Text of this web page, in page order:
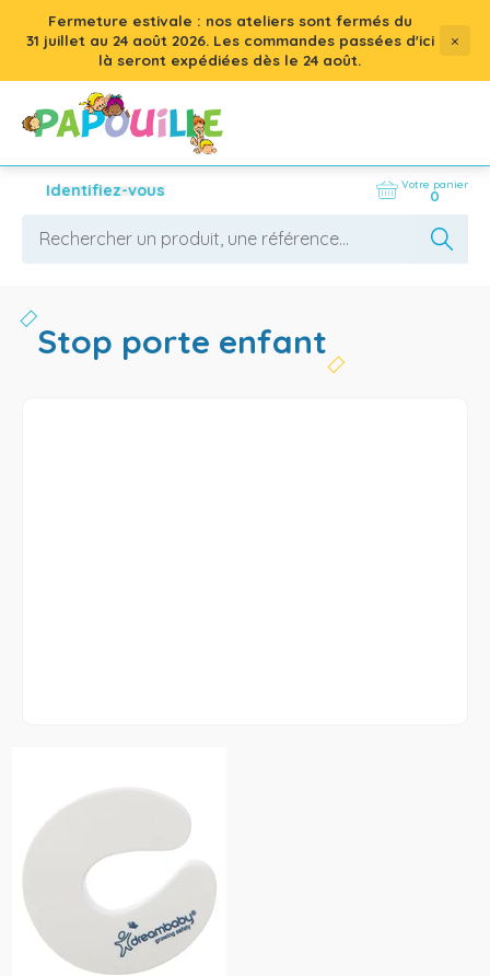
Fermeture estivale : nos ateliers sont fermés du
31 juillet au 24 août 2026. Les commandes passées d'ici
là seront expédiées dès le 24 août.
×
Identifiez-vous Votre panier
0
stop porte enfant